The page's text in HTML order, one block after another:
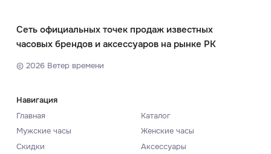
Сеть официальных точек продаж известных
часовых брендов и аксессуаров на рынке РК
© 2026Ветер времени
Навигация
Главная
Каталог
Мужские часы
Женские часы
Скидки
Аксессуары